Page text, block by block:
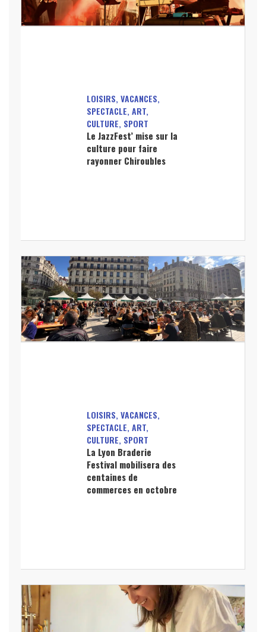
LOISIRS, VACANCES,
SPECTACLE, ART,
CULTURE, SPORT
Le JazzFest’ mise sur la
culture pour faire
rayonner Chiroubles
LOISIRS, VACANCES,
SPECTACLE, ART,
CULTURE, SPORT
La Lyon Braderie
Festival mobilisera des
centaines de
commerces en octobre